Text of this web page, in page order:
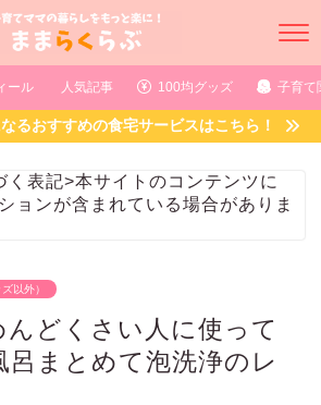
ール 人気記事 100均グッズ 子育て
るおすすめの食宅サービスはこちら！
く表記>本サイトのコンテンツに
ョンが含まれている場合がありま
以外）
んどくさい人に使って
呂まとめて泡洗浄のレ